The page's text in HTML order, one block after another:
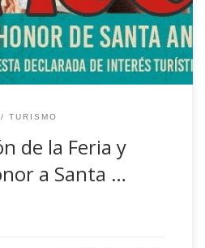
TURISMO
de la Feria y
a Santa …